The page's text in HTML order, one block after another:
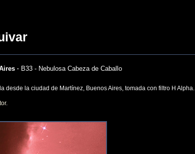
· B33 - Nebulosa Cabeza de Caballo
desde la ciudad de Martínez, Buenos Aires, tomada con filtro H Alpha.
.